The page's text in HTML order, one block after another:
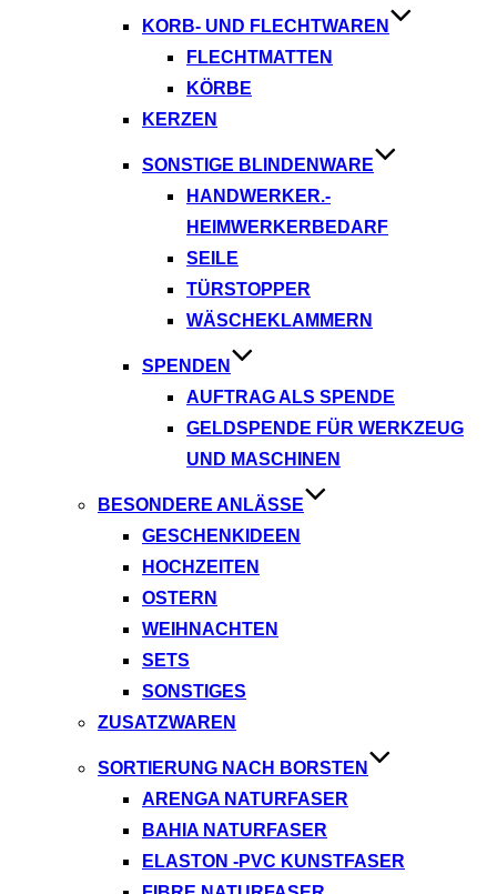
KORB- UND FLECHTWAREN
FLECHTMATTEN
KÖRBE
KERZEN
SONSTIGE BLINDENWARE
HANDWERKER.-
HEIMWERKERBEDARF
SEILE
TÜRSTOPPER
WÄSCHEKLAMMERN
SPENDEN
AUFTRAG ALS SPENDE
GELDSPENDE FÜR WERKZEUG
UND MASCHINEN
BESONDERE ANLÄSSE
GESCHENKIDEEN
HOCHZEITEN
OSTERN
WEIHNACHTEN
SETS
SONSTIGES
ZUSATZWAREN
SORTIERUNG NACH BORSTEN
ARENGA NATURFASER
BAHIA NATURFASER
ELASTON -PVC KUNSTFASER